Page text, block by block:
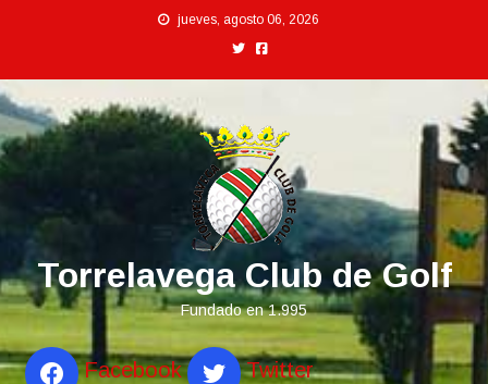
jueves, agosto 06, 2026
Torrelavega Club de Golf
Fundado en 1.995
Facebook Twitter